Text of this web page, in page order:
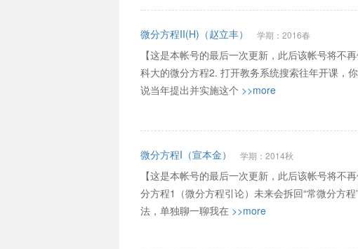
微分方程II(H)（赵立丰） 学期：2016春
【这是本帐号的最后一次更新，此后该帐号将不
科大的微分方程2. 打开教务系统搜索往年开课，
说当年提出并实施这个 >>more
微分方程I（宣本金） 学期：2014秋
【这是本帐号的最后一次更新，此后该帐号将不
分方程1（微分方程引论）未来会拆回“常微分方
法，单独聊一聊我在 >>more